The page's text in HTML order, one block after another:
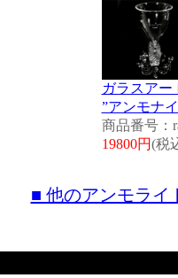
ガラスアー
”アンモナ
商品番号：
19800円(税
■ 他のアンモライ